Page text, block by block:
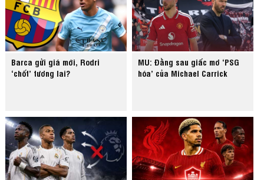
Barca gửi giá mới, Rodri
‘chốt’ tương lai?
MU: Đằng sau giấc mơ ‘PSG
hóa’ của Michael Carrick